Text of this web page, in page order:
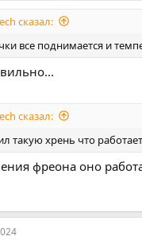
сказал:
все поднимается и
сказал:
такую хрень что
фреона оно